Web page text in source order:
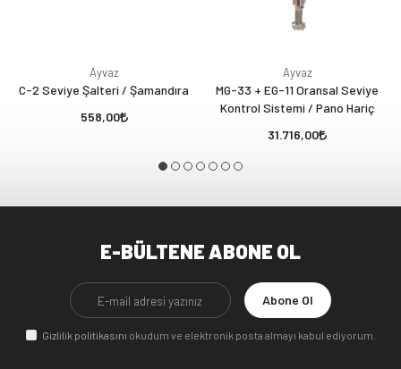
Ayvaz
C-2 Seviye Şalteri / Şamandıra
558,00
Ayvaz
MG-33 + EG-11 Oransal Seviye
Kontrol Sistemi / Pano Hariç
31.716,00
E-BÜLTENE ABONE OL
Abone Ol
Gizlilik politikasını okudum ve elektronik posta almayı kabul ediyorum.